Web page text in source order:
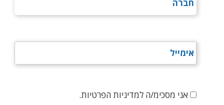
אני מסכימ/ה למדיניות הפרטיות.